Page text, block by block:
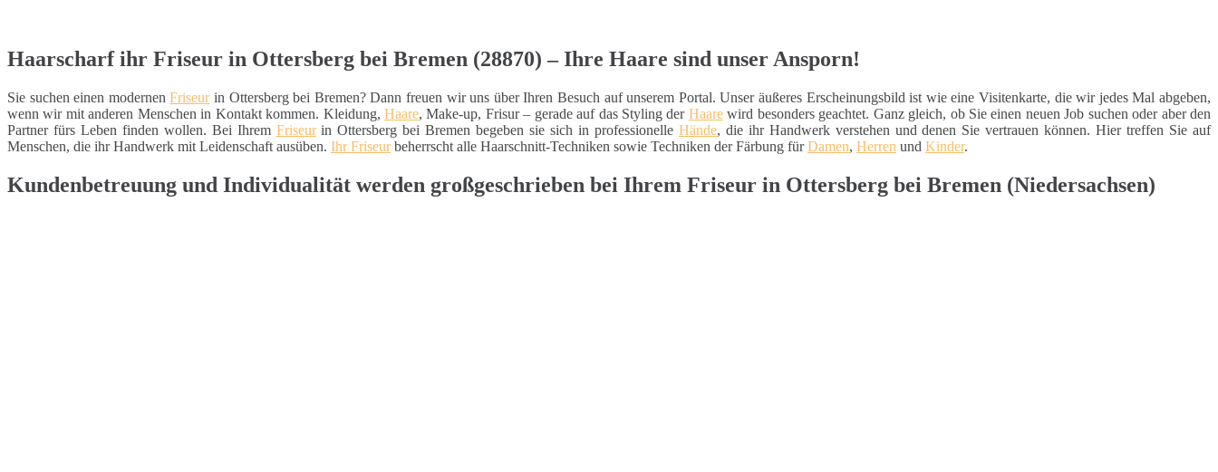
Haarscharf ihr Friseur in Ottersberg bei Bremen (28870) – Ihre Haare sind unser Ansporn!
Sie suchen einen modernenFriseurin Ottersberg bei Bremen? Dann freuen wir uns über Ihren Besuch auf unserem Portal. Unser äußeres Erscheinungsbild ist wie eine Visitenkarte, die wir jedes Mal abgeben,
wenn wir mit anderen Menschen in Kontakt kommen. Kleidung, Haare, Make-up, Frisur – gerade auf das Styling der Haarewird besonders geachtet. Ganz gleich, ob Sie einen neuen Job suchen oder aber den
Partner fürs Leben finden wollen. Bei Ihrem Friseurin Ottersberg bei Bremen begeben sie sich in professionelle Hände, die ihr Handwerk verstehen und denen Sie vertrauen können. Hier treffen Sie auf
Menschen, die ihr Handwerk mit Leidenschaft ausüben. Ihr Friseurbeherrscht alle Haarschnitt-Techniken sowie Techniken der Färbung fürDamen, Herren und Kinder.
Kundenbetreuung und Individualität werden großgeschrieben bei Ihrem Friseur in Ottersberg bei Bremen (Niedersachsen)